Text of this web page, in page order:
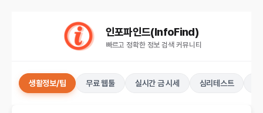
인포파인드(InfoFind)​​​​
빠르고 정확한 정보 검색 커뮤니티
생활정보/팁 무료 웹툴 실시간 금 시세 심리테스트